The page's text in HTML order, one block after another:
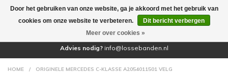
(0)
Advies nodig? info@lossebanden.nl
HOME / ORIGINELE MERCEDES C-KLASSE A2054011501 VELG
Door het gebruiken van onze website, ga je akkoord met het gebruik van
cookies om onze website te verbeteren.
Dit bericht verbergen
Meer over cookies »